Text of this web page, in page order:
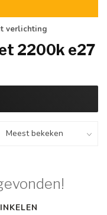
verlichting
2200k e27